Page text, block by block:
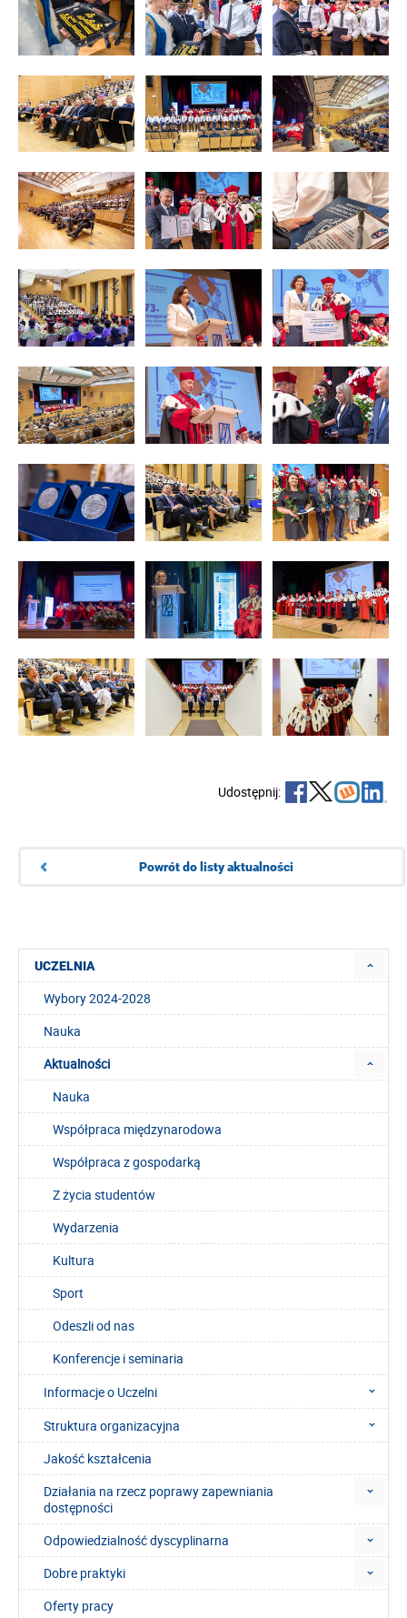
Udostępnij:
Powrót do listy aktualności
UCZELNIA
Wybory 2024-2028
Nauka
Aktualności
Nauka
Współpraca międzynarodowa
Współpraca z gospodarką
Z życia studentów
Wydarzenia
Kultura
Sport
Odeszli od nas
Konferencje i seminaria
Informacje o Uczelni
Struktura organizacyjna
Jakość kształcenia
Działania na rzecz poprawy zapewniania
dostępności
Odpowiedzialność dyscyplinarna
Dobre praktyki
Oferty pracy